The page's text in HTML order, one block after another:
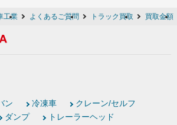
工業 よくあるご質問 トラック買取 買取金額
ン 冷凍車
クレーン/セルフ
ダンプ
トレーラーヘッド